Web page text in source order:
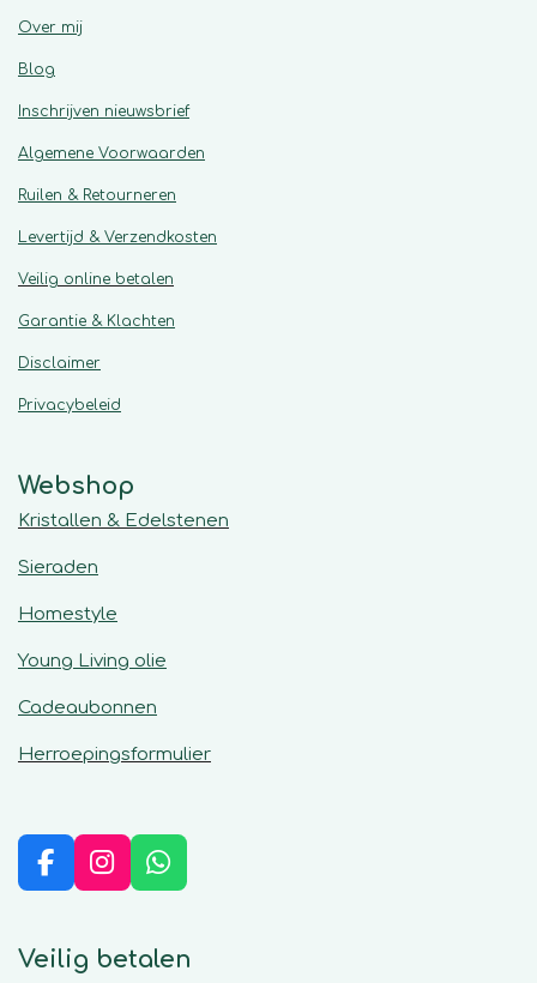
Over mij
Blog
Inschrijven nieuwsbrief
Algemene Voorwaarden
Ruilen & Retourneren
Levertijd & Verzendkosten
Veilig online betalen
Garantie & Klachten
Disclaimer
Privacybeleid
Webshop
Kristallen & Edelstenen
Sieraden
Homestyle
Young Living olie
Cadeaubonnen
Herroepingsformulier
F
a
e
I
n
t
W
h
t
Veilig betalen